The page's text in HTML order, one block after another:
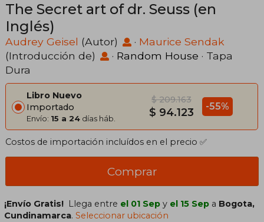
The Secret art of dr. Seuss (en
Inglés)
Audrey Geisel (Autor) · Maurice Sendak
(Introducción de)
· Random House · Tapa
Dura
Libro Nuevo
Importado
Envío: 15 a 24 días háb.
$ 209.163
$ 94.123 -55%
Costos de importación incluídos en el precio ✅
Comprar
¡Envío Gratis! Llega entre el 01 Sep y el 15 Sep a Bogota,
Cundinamarca.Seleccionar ubicación